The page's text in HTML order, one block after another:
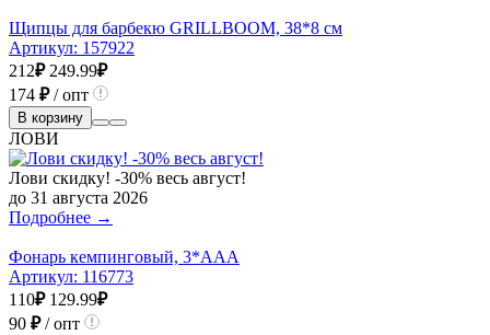
Щипцы для барбекю GRILLBOOM, 38*8 см
Артикул: 157922
212₽ 249.99₽
174 ₽/ опт
В корзину
ЛОВИ
Лови скидку! -30% весь август!
до 31 августа 2026
Подробнее →
Фонарь кемпинговый, 3*AAA
Артикул: 116773
110₽ 129.99₽
90 ₽/ опт